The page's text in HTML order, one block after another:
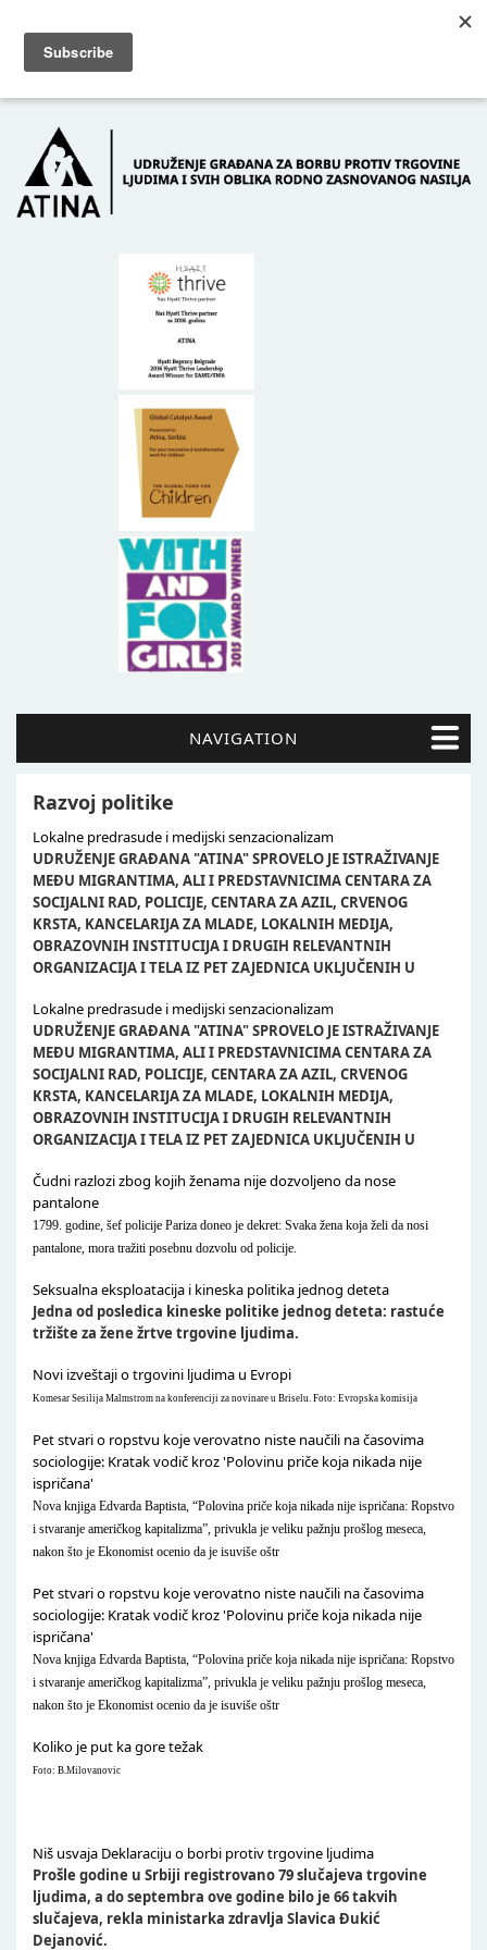
POČETNA O NAMA
NAVIGATION
Razvoj politike
Lokalne predrasude i medijski senzacionalizam
UDRUŽENJE GRAĐANA "ATINA" SPROVELO JE ISTRAŽIVANJE
MEĐU MIGRANTIMA, ALI I PREDSTAVNICIMA CENTARA ZA
SOCIJALNI RAD, POLICIJE, CENTARA ZA AZIL, CRVENOG
KRSTA, KANCELARIJA ZA MLADE, LOKALNIH MEDIJA,
OBRAZOVNIH INSTITUCIJA I DRUGIH RELEVANTNIH
ORGANIZACIJA I TELA IZ PET ZAJEDNICA UKLJUČENIH U
Lokalne predrasude i medijski senzacionalizam
UDRUŽENJE GRAĐANA "ATINA" SPROVELO JE ISTRAŽIVANJE
MEĐU MIGRANTIMA, ALI I PREDSTAVNICIMA CENTARA ZA
SOCIJALNI RAD, POLICIJE, CENTARA ZA AZIL, CRVENOG
KRSTA, KANCELARIJA ZA MLADE, LOKALNIH MEDIJA,
OBRAZOVNIH INSTITUCIJA I DRUGIH RELEVANTNIH
ORGANIZACIJA I TELA IZ PET ZAJEDNICA UKLJUČENIH U
Čudni razlozi zbog kojih ženama nije dozvoljeno da nose
pantalone
1799. godine, šef policije Pariza doneo je dekret: Svaka žena koja želi da nosi
pantalone, mora tražiti posebnu dozvolu od policije.
Seksualna eksploatacija i kineska politika jednog deteta
Jedna od posledica kineske politike jednog deteta: rastuće
tržište za žene žrtve trgovine ljudima.
Novi izveštaji o trgovini ljudima u Evropi
Komesar Sesilija Malmstrom na konferenciji za novinare u Briselu. Foto: Evropska komisija
Pet stvari o ropstvu koje verovatno niste naučili na časovima
sociologije: Kratak vodič kroz 'Polovinu priče koja nikada nije
ispričana'
Nova knjiga Edvarda Baptista, “Polovina priče koja nikada nije ispričana: Ropstvo
i stvaranje američkog kapitalizma”, privukla je veliku pažnju prošlog meseca,
nakon što je Ekonomist ocenio da je isuviše oštr
Pet stvari o ropstvu koje verovatno niste naučili na časovima
sociologije: Kratak vodič kroz 'Polovinu priče koja nikada nije
ispričana'
Nova knjiga Edvarda Baptista, “Polovina priče koja nikada nije ispričana: Ropstvo
i stvaranje američkog kapitalizma”, privukla je veliku pažnju prošlog meseca,
nakon što je Ekonomist ocenio da je isuviše oštr
Koliko je put ka gore težak
Foto: B.Milovanovic
Niš usvaja Deklaraciju o borbi protiv trgovine ljudima
Prošle godine u Srbiji registrovano 79 slučajeva trgovine
ljudima, a do septembra ove godine bilo je 66 takvih
slučajeva, rekla ministarka zdravlja Slavica Đukić
Dejanović.